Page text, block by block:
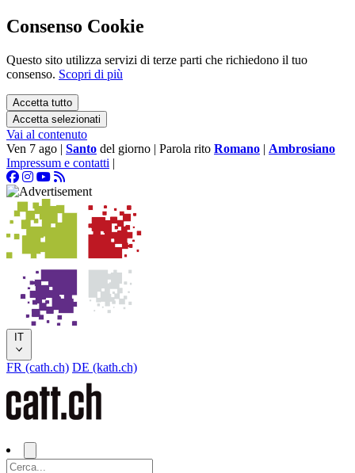
Consenso Cookie
Questo sito utilizza servizi di terze parti che richiedono il tuo
consenso. Scopri di più
Accetta tutto
Accetta selezionati
Vai al contenuto
Ven 7 ago | Santo del giorno | Parola rito Romano | Ambrosiano
Impressum e contatti |
IT
FR (cath.ch) DE (kath.ch)